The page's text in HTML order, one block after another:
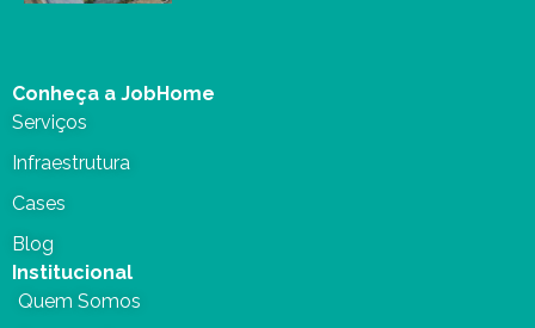
Conheça a JobHome
Serviços
Infraestrutura
Cases
Blog
Institucional
Quem Somos